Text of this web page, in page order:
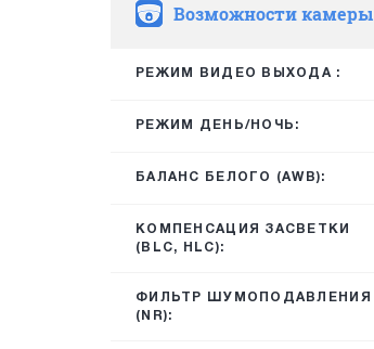
Возможности камеры
РЕЖИМ ВИДЕО ВЫХОДА :
РЕЖИМ ДЕНЬ/НОЧЬ:
БАЛАНС БЕЛОГО (AWB):
КОМПЕНСАЦИЯ ЗАСВЕТКИ
(BLC, HLC):
ФИЛЬТР ШУМОПОДАВЛЕНИЯ
(NR):